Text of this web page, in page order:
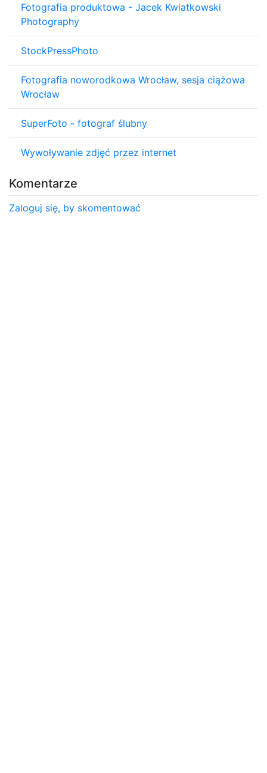
Fotografia produktowa - Jacek Kwiatkowski
Photography
StockPressPhoto
Fotografia noworodkowa Wrocław, sesja ciążowa
Wrocław
SuperFoto - fotograf ślubny
Wywoływanie zdjęć przez internet
Komentarze
Zaloguj się, by skomentować